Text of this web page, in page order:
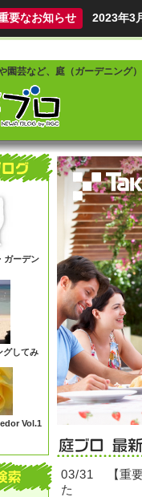
要なお知らせ 2023年3
園芸など、庭（ガーデニング
ガーデン
グしてみ
Vol.1
03/31
【重
た